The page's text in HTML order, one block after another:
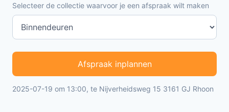
Selecteer de collectie waarvoor je een afspraak wilt maken
Afspraak inplannen
2025-07-19 om 13:00, te Nijverheidsweg 15 3161 GJ Rhoon